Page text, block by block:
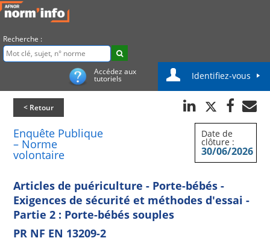
Recherche :
Accédez aux
tutoriels Identifiez-vous
< Retour
Enquête Publique
– Norme
volontaire
Date de
clôture :
30/06/2026
Articles de puériculture - Porte-bébés -
Exigences de sécurité et méthodes d'essai -
Partie 2 : Porte-bébés souples
PR NF EN 13209-2